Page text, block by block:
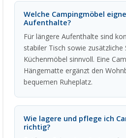
Welche Campingmöbel
Aufenthalte?
Für längere Aufenthalte sind
stabiler Tisch sowie zusätzliche
Küchenmöbel sinnvoll. Eine
Hängematte ergänzt den
bequemen Ruheplatz.
Wie lagere und pflege ich
richtig?